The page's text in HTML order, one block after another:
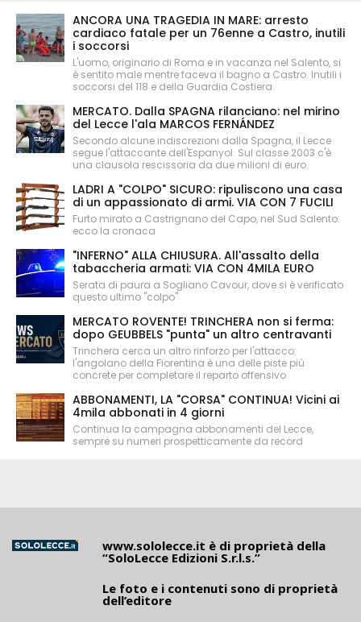
ANCORA UNA TRAGEDIA IN MARE: arresto
cardiaco fatale per un 76enne a Castro, inutili
i soccorsi
L'uomo, originario di Roma e in vacanza nel Salento, si
è sentito male mentre faceva il bagno a Castro. Inutili i
soccorsi del 118 e della Guardia Costiera.
MERCATO. Dalla SPAGNA rilanciano: nel mirino
del Lecce l'ala MARCOS FERNÁNDEZ
Secondo alcune indiscrezioni dalla Spagna, il Lecce
segue l'attaccante dell'Espanyol. Sul classe 2003 c'è
una clausola rescissoria da due milioni di euro.
LADRI A "COLPO" SICURO: ripuliscono una casa
di un appassionato di armi. VIA CON 7 FUCILI
Furto mirato a Castrignano del Capo, nel Sud Salento:
ecco la cronaca
"INFERNO" ALLA CHIUSURA. All'assalto della
tabaccheria armati: VIA CON 4MILA EURO
Serata di paura a Sogliano Cavour, dove si è verificato
questo ultimo "colpo"
MERCATO ROVENTE! TRINCHERA non si ferma:
dopo GEUBBELS "punta" un altro centravanti
Trinchera cerca un altro rinforzo per l'attacco:
l'angolano della Fiorentina è una delle piste più
concrete per completare il reparto offensivo.
ABBONAMENTI, LA "CORSA" CONTINUA! Vicini ai
4mila abbonati in 4 giorni
Continua la campagna abbonamenti del Lecce,
sempre su numeri prospetticamente da record
www.sololecce.it è di proprietà della
“SoloLecce Edizioni S.r.l.s.”
Le foto e i contenuti sono di proprietà
dell’editore